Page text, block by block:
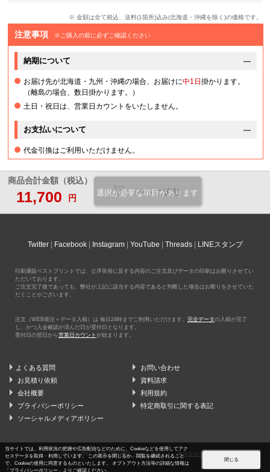
※ 金額は全て税込、送料(1箇所)込み(北海道・沖縄を除く)の価格です。
注意事項 ※ご購入の前に必ずご確認ください
納期について
お届け先が北海道・九州・沖縄の場合、お届けに中1日掛かります。
（離島の場合、数日掛かります。）
土日・祝日は、営業日カウントをいたしません。
お支払いについて
代金引換はご利用いただけません。
商品合計金額（税込）
11,700 円
カートに追加
選択が必要な項目があります
Twitter Facebook Instagram YouTube Threads LINEスタンプ
印刷通販ベストプリントでは、公序良俗に反する内容のご注文及びデータの印刷はお断りさせてい
ただいております。
ご注文完了後であっても、弊社が上記に該当する内容であると判断した場合はお断りをさせていた
だくことがございます。
注文（WEB発注＋データ入稿）は 毎日24時までご利用いただけます。 完全データの入稿が完了
し、かつ入金確認が済んだ日が受付日となります。
受付日の翌日から営業日カウント が始まります。
よくある質問
お問い合わせ
お見積り依頼
資料請求
会社概要
利用規約
プライバシーポリシー
特定商取引に関する表記
ソーシャルメディアポリシー
Copyrights 2026印刷通販 ベストプリント 株式会社五色
当サイトでは、利用状況の把握や広告配信などのために、Cookieなどを使用してアク
セスデータを取得・利用しています。 この表示を閉じるか、閲覧を継続されること
で、Cookieの使用に同意するものといたします。 オプトアウト方法等の詳細な情報は
「プライバシーポリシー 」よりご確認ください。
閉じる